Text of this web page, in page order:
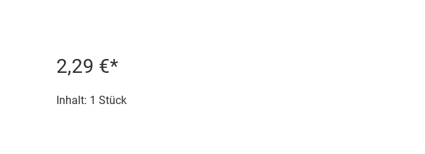
2,29 €*
Inhalt: 1 Stück